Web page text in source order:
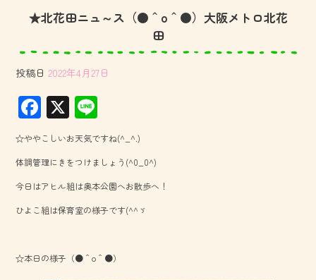
★北花田ニュ～ス（●＾o＾●）大阪メトロ北花
田
投稿日 2022年4月27日
F
ac
e
b
o
ok
X
ne
☆ややこしいお天気ですね(^_^.)
体調管理にきをつけましょう(^0_0^)
今日はアヒル組は奥本公園へお散歩へ！
ひよこ組は保育室の様子です(^^ゞ
☆本日の様子（●＾o＾●）